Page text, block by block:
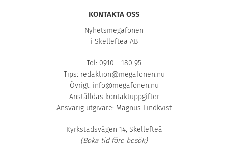
KONTAKTA OSS
Nyhetsmegafonen
i Skellefteå AB
Tel: 0910 - 180 95
Tips: redaktion@megafonen.nu
Övrigt: info@megafonen.nu
Anställdas kontaktuppgifter
Ansvarig utgivare: Magnus Lindkvist
Kyrkstadsvägen 14, Skellefteå
(Boka tid före besök)